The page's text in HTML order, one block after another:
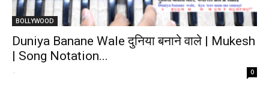
BOLLYWOOD
Duniya Banane Wale दुनिया बनाने वाले | Mukesh
| Song Notation...
- 0